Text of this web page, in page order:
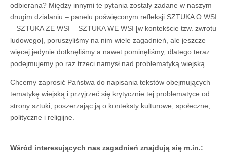
odbierana? Między innymi te pytania zostały zadane w naszym
drugim działaniu – panelu poświęconym refleksji SZTUKA O WSI
– SZTUKA ZE WSI – SZTUKA WE WSI [w kontekście tzw. zwrotu
ludowego], poruszyliśmy na nim wiele zagadnień, ale jeszcze
więcej jedynie dotknęliśmy a nawet pominęliśmy, dlatego teraz
podejmujemy po raz trzeci namysł nad problematyką wiejską.
Chcemy zaprosić Państwa do napisania tekstów obejmujących
tematykę wiejską i przyjrzeć się krytycznie tej problematyce od
strony sztuki, poszerzając ją o konteksty kulturowe, społeczne,
polityczne i religijne.
Wśród interesujących nas zagadnień znajdują się m.in.: